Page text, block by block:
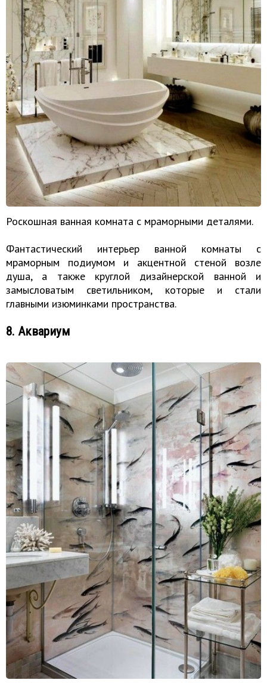
Роскошная ванная комната с мраморными деталями.
Фантастический интерьер ванной комнаты с
мраморным подиумом и акцентной стеной возле
душа, а также круглой дизайнерской ванной и
замысловатым светильником, которые и стали
главными изюминками пространства.
8. Аквариум